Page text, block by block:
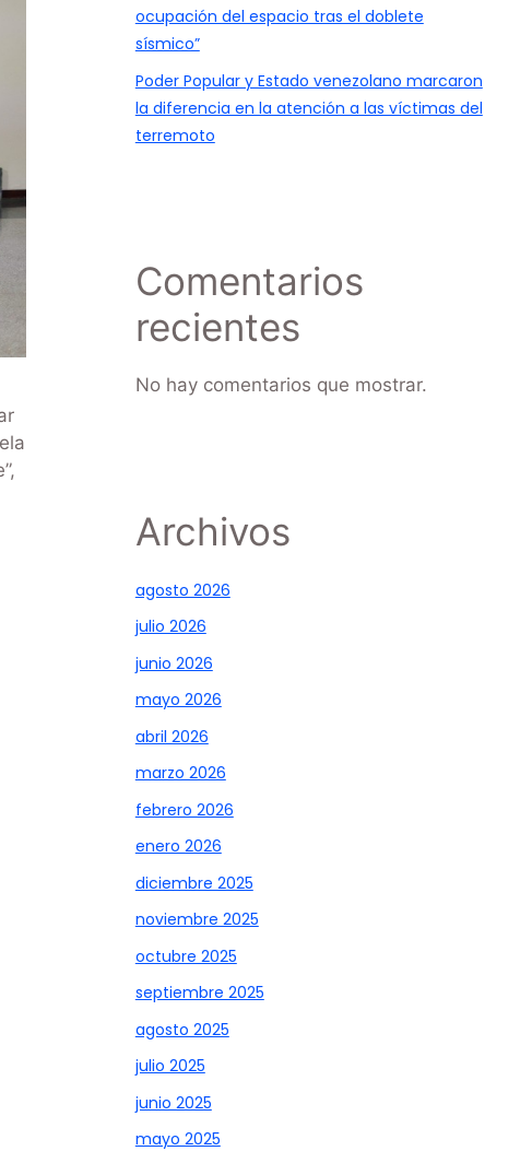
ocupación del espacio tras el doblete
sísmico”
Poder Popular y Estado venezolano marcaron
la diferencia en la atención a las víctimas del
terremoto
Comentarios
recientes
No hay comentarios que mostrar.
Archivos
agosto 2026
julio 2026
junio 2026
mayo 2026
abril 2026
marzo 2026
febrero 2026
enero 2026
diciembre 2025
noviembre 2025
octubre 2025
septiembre 2025
agosto 2025
julio 2025
junio 2025
mayo 2025